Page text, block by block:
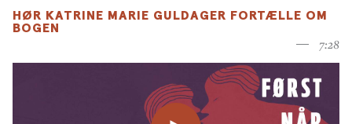
man forestiller sig. Og om at trives bedst alene – lige
indtil man ikke gør det.
HØR KATRINE MARIE GULDAGER FORTÆLLE OM
BOGEN
7:28